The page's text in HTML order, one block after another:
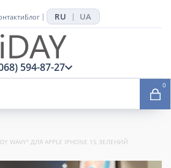
Блог | RU | UA
594-87-27
0
WAVY" ДЛЯ APPLE IPHONE 15 ЗЕЛЕНИЙ